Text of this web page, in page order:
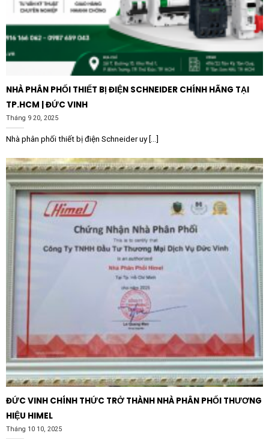
NHÀ PHÂN PHỐI THIẾT BỊ ĐIỆN SCHNEIDER CHÍNH HÃNG TẠI
TP.HCM | ĐỨC VINH
Tháng 9 20, 2025
Nhà phân phối thiết bị điện Schneider uy [...]
ĐỨC VINH CHÍNH THỨC TRỞ THÀNH NHÀ PHÂN PHỐI THƯƠNG
HIỆU HIMEL
Tháng 10 10, 2025